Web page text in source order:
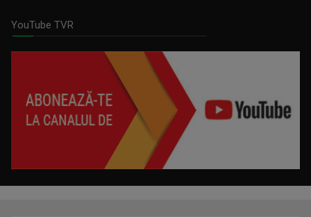
DESCRIPTIO MOLDAVIAE
Reportaj de călătorie & gastronomie
YouTube TVR